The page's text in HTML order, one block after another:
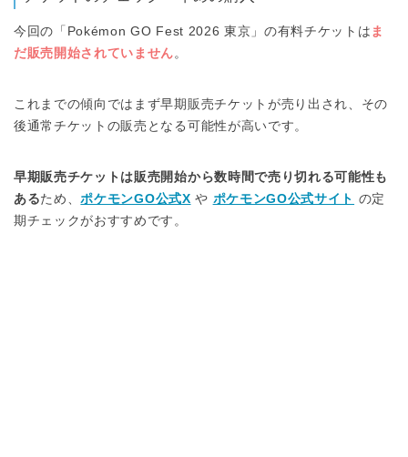
今回の「Pokémon GO Fest 2026 東京」の有料チケットは ま
だ販売開始されていません 。
これまでの傾向ではまず早期販売チケットが売り出され、その
後通常チケットの販売となる可能性が高いです。
早期販売チケットは販売開始から数時間で売り切れる可能性も
あるため、ポケモンGO公式X や ポケモンGO公式サイト の定
期チェックがおすすめです。